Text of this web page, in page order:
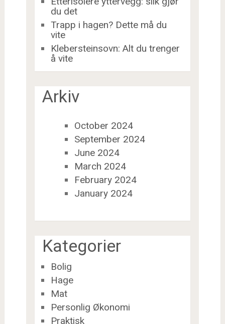
du det
Trapp i hagen? Dette må du
vite
Klebersteinsovn: Alt du trenger
å vite
Arkiv
October 2024
September 2024
June 2024
March 2024
February 2024
January 2024
Kategorier
Bolig
Hage
Mat
Personlig Økonomi
Praktisk